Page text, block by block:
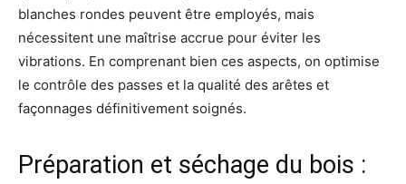
blanches rondes peuvent être employés, mais
nécessitent une maîtrise accrue pour éviter les
vibrations. En comprenant bien ces aspects, on optimise
le contrôle des passes et la qualité des arêtes et
façonnages définitivement soignés.
Préparation et séchage du bois :